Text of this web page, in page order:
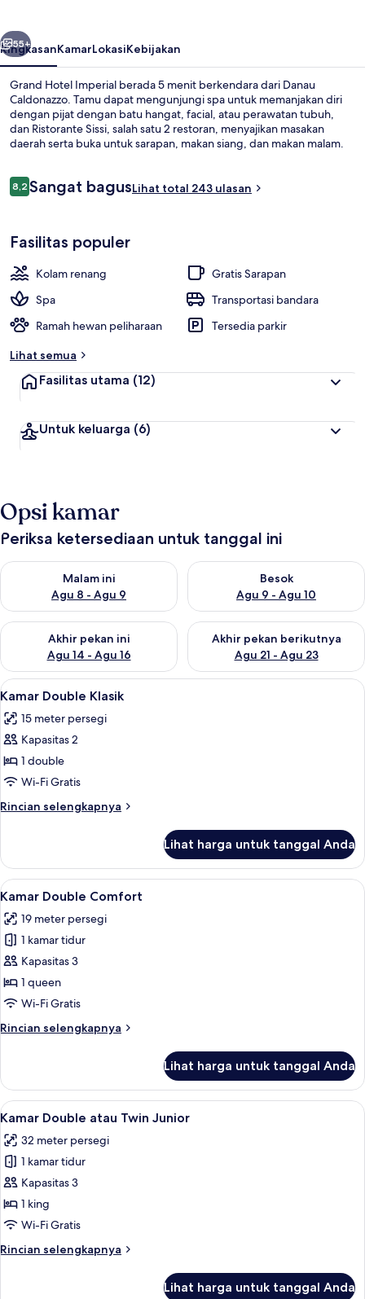
Berikutnya
55+
RingkasanKamarLokasiKebijakan
Grand Hotel Imperial berada 5 menit berkendara dari Danau
Caldonazzo. Tamu dapat mengunjungi spa untuk memanjakan diri
dengan pijat dengan batu hangat, facial, atau perawatan tubuh,
dan Ristorante Sissi, salah satu 2 restoran, menyajikan masakan
daerah serta buka untuk sarapan, makan siang, dan makan malam.
Ulasan
8,28,2 dari 10
Sangat bagusLihat total 243 ulasan
Fasilitas populer
Kolam renang
Gratis Sarapan
Spa
Transportasi bandara
Ramah hewan peliharaan
Tersedia parkir
Lihat semua
Fasilitas utama (12)
Untuk keluarga (6)
Opsi kamar
Periksa ketersediaan untuk tanggal ini
Malam ini
Agu 8 - Agu 9
Periksa ketersediaan untuk malam ini Agu 8 - Agu 9
Besok
Agu 9 - Agu 10
Periksa ketersediaan untuk
Akhir pekan ini
Agu 14 - Agu 16
Periksa ketersediaan untuk akhir pekan ini Agu 14 - Agu 16
Akhir pekan berikutnya
Agu 21 - Agu 23
Periksa ketersediaan untuk
Lihat
semua
foto
untuk
Kamar
Double
Klasik
Kamar Double Klasik | 1 kamar tidur,
7
Kamar Double Klasik
15 meter persegi
Kapasitas 2
1 double
Wi-Fi Gratis
Rincian selengkapnya
Rincian
Kamar
Double
Klasik
Lihat harga untuk tanggal Anda
Lihat
semua
foto
untuk
Kamar
Double
Comfort
Kamar Double Comfort | 1 kamar
6
Kamar Double Comfort
19 meter persegi
1 kamar tidur
Kapasitas 3
1 queen
Wi-Fi Gratis
Rincian selengkapnya
Rincian
Kamar
Double
Comfort
Lihat harga untuk tanggal Anda
Lihat
semua
foto
untuk
Kamar
Double
atau
Junior
Kamar Double atau Twin Junior | 1
5
Kamar Double atau Twin Junior
32 meter persegi
1 kamar tidur
Kapasitas 3
1 king
Wi-Fi Gratis
Rincian selengkapnya
Rincian
Lihat harga untuk tanggal Anda